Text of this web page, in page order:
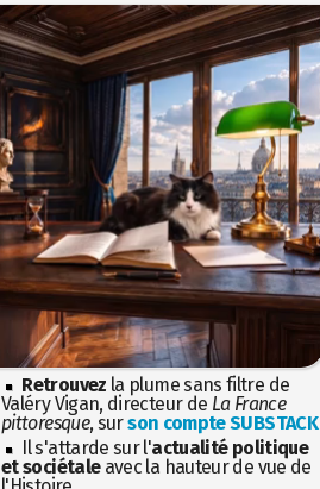
Retrouvez la plume sans filtre de
Valéry Vigan, directeur de La France
pittoresque, surson compte SUBSTACK
Il s'attarde sur l'actualité politique
et sociétaleavec la hauteur de vue de